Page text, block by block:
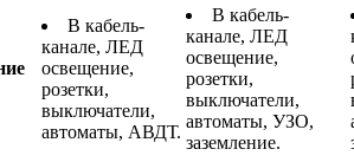
В кабель-
канале, ЛЕД
освещение,
розетки,
выключатели,
автоматы, АВДТ.
В кабель-
канале, ЛЕД
освещение,
розетки,
выключатели,
автоматы, УЗО,
заземление.